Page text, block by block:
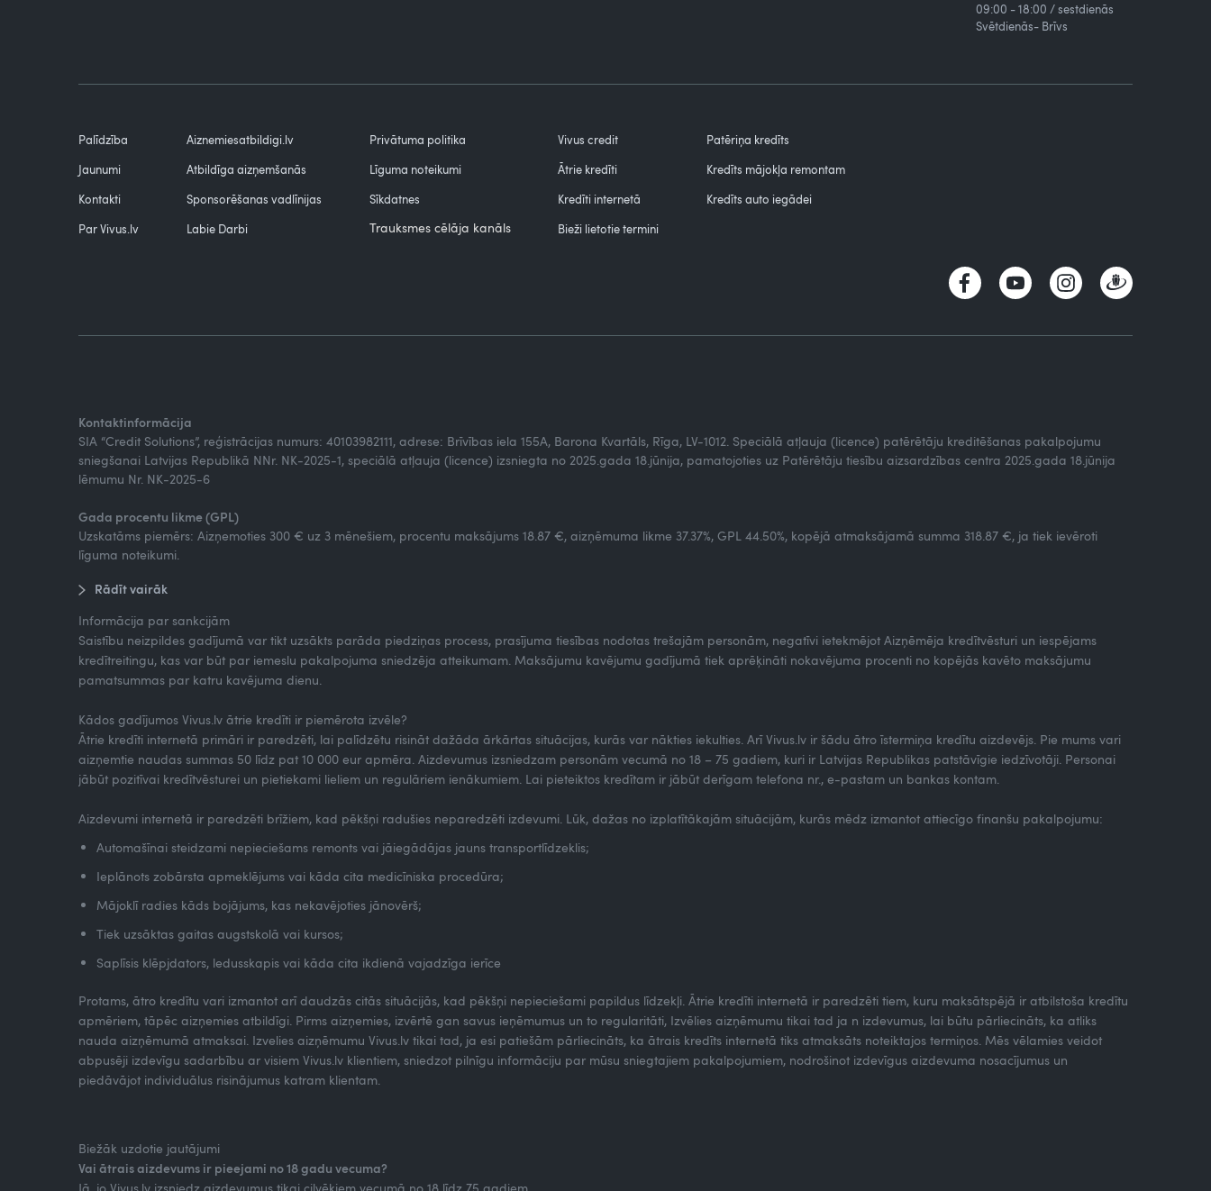
09:00 - 18:00 / sestdienās
Svētdienās- Brīvs
Palīdzība
Jaunumi
Kontakti
Par Vivus.lv
Aiznemiesatbildigi.lv
Atbildīga aizņemšanās
Sponsorēšanas vadlīnijas
Labie Darbi
Privātuma politika
Līguma noteikumi
Sīkdatnes
Trauksmes cēlāja kanāls
Vivus credit
Ātrie kredīti
Kredīti internetā
Bieži lietotie termini
Patēriņa kredīts
Kredīts mājokļa remontam
Kredīts auto iegādei
Kontaktinformācija
SIA “Credit Solutions”, reģistrācijas numurs: 40103982111, adrese: Brīvības iela 155A, Barona Kvartāls, Rīga, LV-1012. Speciālā atļauja (licence) patērētāju kreditēšanas pakalpojumu
sniegšanai Latvijas Republikā NNr. NK-2025-1, speciālā atļauja (licence) izsniegta no 2025.gada 18.jūnija, pamatojoties uz Patērētāju tiesību aizsardzības centra 2025.gada 18.jūnija
lēmumu Nr. NK-2025-6
Gada procentu likme (GPL)
Uzskatāms piemērs: Aizņemoties 300 € uz 3 mēnešiem, procentu maksājums 18.87 €, aizņēmuma likme 37.37%, GPL 44.50%, kopējā atmaksājamā summa 318.87 €, ja tiek ievēroti
līguma noteikumi.
Rādīt vairāk
Informācija par sankcijām
Saistību neizpildes gadījumā var tikt uzsākts parāda piedziņas process, prasījuma tiesības nodotas trešajām personām, negatīvi ietekmējot Aizņēmēja kredītvēsturi un iespējams
kredītreitingu, kas var būt par iemeslu pakalpojuma sniedzēja atteikumam. Maksājumu kavējumu gadījumā tiek aprēķināti nokavējuma procenti no kopējās kavēto maksājumu
pamatsummas par katru kavējuma dienu.
Kādos gadījumos Vivus.lv ātrie kredīti ir piemērota izvēle?
Ātrie kredīti internetā primāri ir paredzēti, lai palīdzētu risināt dažāda ārkārtas situācijas, kurās var nākties iekulties. Arī Vivus.lv ir šādu ātro īstermiņa kredītu aizdevējs. Pie mums vari
aizņemtie naudas summas 50 līdz pat 10 000 eur apmēra. Aizdevumus izsniedzam personām vecumā no 18 – 75 gadiem, kuri ir Latvijas Republikas patstāvīgie iedzīvotāji. Personai
jābūt pozitīvai kredītvēsturei un pietiekami lieliem un regulāriem ienākumiem. Lai pieteiktos kredītam ir jābūt derīgam telefona nr., e-pastam un bankas kontam.
Aizdevumi internetā ir paredzēti brīžiem, kad pēkšņi radušies neparedzēti izdevumi. Lūk, dažas no izplatītākajām situācijām, kurās mēdz izmantot attiecīgo finanšu pakalpojumu:
Automašīnai steidzami nepieciešams remonts vai jāiegādājas jauns transportlīdzeklis;
Ieplānots zobārsta apmeklējums vai kāda cita medicīniska procedūra;
Mājoklī radies kāds bojājums, kas nekavējoties jānovērš;
Tiek uzsāktas gaitas augstskolā vai kursos;
Saplīsis klēpjdators, ledusskapis vai kāda cita ikdienā vajadzīga ierīce
Protams, ātro kredītu vari izmantot arī daudzās citās situācijās, kad pēkšņi nepieciešami papildus līdzekļi. Ātrie kredīti internetā ir paredzēti tiem, kuru maksātspējā ir atbilstoša kredītu
apmēriem, tāpēc aizņemies atbildīgi. Pirms aizņemies, izvērtē gan savus ieņēmumus un to regularitāti, Izvēlies aizņēmumu tikai tad ja n izdevumus, lai būtu pārliecināts, ka atliks
nauda aizņēmumā atmaksai. Izvelies aizņēmumu Vivus.lv tikai tad, ja esi patiešām pārliecināts, ka ātrais kredīts internetā tiks atmaksāts noteiktajos termiņos. Mēs vēlamies veidot
abpusēji izdevīgu sadarbību ar visiem Vivus.lv klientiem, sniedzot pilnīgu informāciju par mūsu sniegtajiem pakalpojumiem, nodrošinot izdevīgus aizdevuma nosacījumus un
piedāvājot individuālus risinājumus katram klientam.
Biežāk uzdotie jautājumi
Vai ātrais aizdevums ir pieejami no 18 gadu vecuma?